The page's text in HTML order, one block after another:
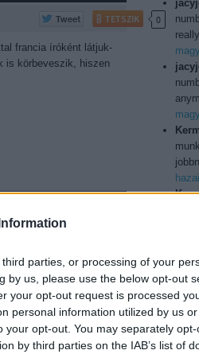
parties, or processing of your
by us, please use the below opt-out
your opt-out request is processed
personal information utilized by us
opt-out. You may separately
by third parties on the IAB’s list of
TETSZIK 0
francia íróként látjuk-
is körbeveszik, hiszen
a
az első rész
bd